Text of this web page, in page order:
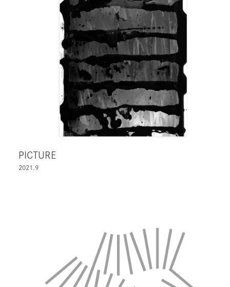
PICTURE
2021.9